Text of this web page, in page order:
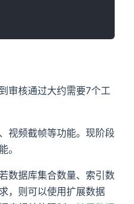
审核通过大约需要7个工
视频截帧等功能。现阶段
。
数据库集合数量、索引数
，则可以使用扩展数据